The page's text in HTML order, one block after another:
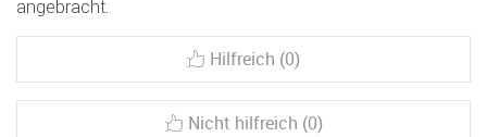
angebracht.
Hilfreich (0)
Nicht hilfreich (0)